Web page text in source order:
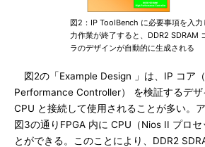
図2：IP ToolBench に必要事項を入力
力作業が終了すると、DDR2 SDRAM
ラのデザインが自動的に生成される
図2の「Example Design 」は、IP コア
Performance Controller） を検証するデ
CPU と接続して使用されることが多い。
図3の通りFPGA 内に CPU（Nios II プロセ
とができる。このことにより、DDR2